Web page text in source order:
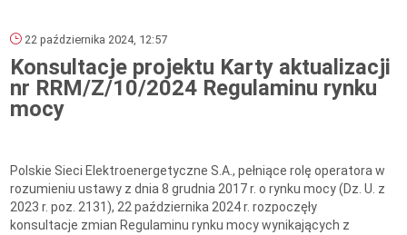
22 października 2024, 12:57
Konsultacje projektu Karty aktualizacji
nr RRM/Z/10/2024 Regulaminu rynku
mocy
Polskie Sieci Elektroenergetyczne S.A., pełniące rolę operatora w
rozumieniu ustawy z dnia 8 grudnia 2017 r. o rynku mocy (Dz. U. z
2023 r. poz. 2131), 22 października 2024 r. rozpoczęły
konsultacje zmian Regulaminu rynku mocy wynikających z